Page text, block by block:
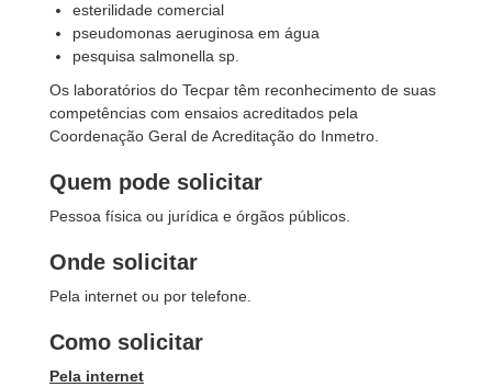
esterilidade comercial
pseudomonas aeruginosa em água
pesquisa salmonella sp.
Os laboratórios do Tecpar têm reconhecimento de suas
competências com ensaios acreditados pela
Coordenação Geral de Acreditação do Inmetro.
Quem pode solicitar
Pessoa física ou jurídica e órgãos públicos.
Onde solicitar
Pela internet ou por telefone.
Como solicitar
Pela internet